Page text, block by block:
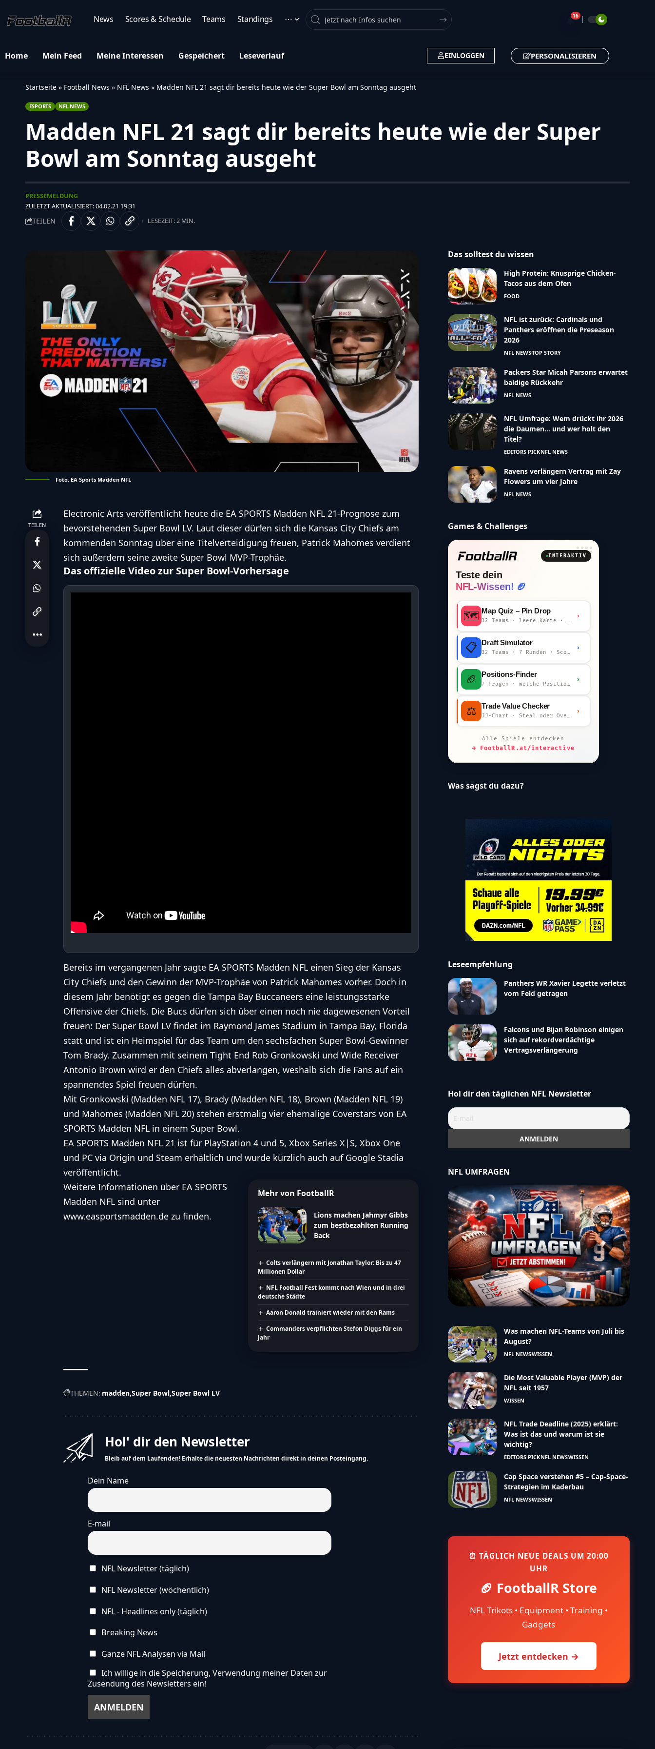
News Scores & Schedule Teams Standings ⋯ Search 🔔16
Home Mein Feed Meine Interessen Gespeichert Leseverlauf EINLOGGEN PERSONALISIEREN
Startseite » Football News » NFL News » Madden NFL 21 sagt dir bereits heute wie der Super Bowl am Sonntag ausgeht
ESPORTS NFL NEWS
Madden NFL 21 sagt dir bereits heute wie der Super
Bowl am Sonntag ausgeht
ZULETZT AKTUALISIERT: 04.02.21 19:31
PRESSEMELDUNG
TEILEN LESEZEIT: 2 MIN.
Foto: EA Sports Madden NFL
TEILEN
Electronic Arts veröffentlicht heute die EA SPORTS Madden NFL 21-Prognose zum
bevorstehenden Super Bowl LV. Laut dieser dürfen sich die Kansas City Chiefs am
kommenden Sonntag über eine Titelverteidigung freuen, Patrick Mahomes verdient
sich außerdem seine zweite Super Bowl MVP-Trophäe.
Das offizielle Video zur Super Bowl-Vorhersage
Bereits im vergangenen Jahr sagte EA SPORTS Madden NFL einen Sieg der Kansas
City Chiefs und den Gewinn der MVP-Trophäe von Patrick Mahomes vorher. Doch in
diesem Jahr benötigt es gegen die Tampa Bay Buccaneers eine leistungsstarke
Offensive der Chiefs. Die Bucs dürfen sich über einen noch nie dagewesenen Vorteil
freuen: Der Super Bowl LV findet im Raymond James Stadium in Tampa Bay, Florida
statt und ist ein Heimspiel für das Team um den sechsfachen Super Bowl-Gewinner
Tom Brady. Zusammen mit seinem Tight End Rob Gronkowski und Wide Receiver
Antonio Brown wird er den Chiefs alles abverlangen, weshalb sich die Fans auf ein
spannendes Spiel freuen dürfen.
Mit Gronkowski (Madden NFL 17), Brady (Madden NFL 18), Brown (Madden NFL 19)
und Mahomes (Madden NFL 20) stehen erstmalig vier ehemalige Coverstars von EA
SPORTS Madden NFL in einem Super Bowl.
EA SPORTS Madden NFL 21 ist für PlayStation 4 und 5, Xbox Series X|S, Xbox One
und PC via Origin und Steam erhältlich und wurde kürzlich auch auf Google Stadia
veröffentlicht.
Mehr von FootballR
Lions machen Jahmyr Gibbs
zum bestbezahlten Running
Back
Colts verlängern mit Jonathan Taylor: Bis zu 47
Millionen Dollar
NFL Football Fest kommt nach Wien und in drei
deutsche Städte
Aaron Donald trainiert wieder mit den Rams
Commanders verpflichten Stefon Diggs für ein
Jahr
Weitere Informationen über EA SPORTS
Madden NFL sind unter
www.easportsmadden.de zu finden.
THEMEN: madden Super Bowl Super Bowl LV
Hol' dir den Newsletter
Bleib auf dem Laufenden! Erhalte die neuesten Nachrichten direkt in deinen Posteingang.
Dein Name
E-mail
NFL Newsletter (täglich)
NFL Newsletter (wöchentlich)
NFL - Headlines only (täglich)
Breaking News
Ganze NFL Analysen via Mail
Ich willige in die Speicherung, Verwendung meiner Daten zur
Zusendung des Newsletters ein!
Das solltest du wissen
High Protein: Knusprige Chicken-
Tacos aus dem Ofen
FOOD
NFL ist zurück: Cardinals und
Panthers eröffnen die Preseason
2026
NFL NEWSTOP STORY
Packers Star Micah Parsons erwartet
baldige Rückkehr
NFL NEWS
NFL Umfrage: Wem drückt ihr 2026
die Daumen… und wer holt den
Titel?
EDITORS PICKNFL NEWS
Ravens verlängern Vertrag mit Zay
Flowers um vier Jahre
NFL NEWS
Games & Challenges
INTERAKTIV
Teste dein
NFL-Wissen! 🏈
🗺️ Map Quiz – Pin Drop
32 Teams · leere Karte · km-Wertung
›
📋 Draft Simulator
32 Teams · 7 Runden · Scout-Kommentar
›
🏈 Positions-Finder
7 Fragen · welche Position bist du?
›
⚖️ Trade Value Checker
JJ-Chart · Steal oder Overpay?
›
Alle Spiele entdecken
→ FootballR.at/interactive
Was sagst du dazu?
Leseempfehlung
Panthers WR Xavier Legette verletzt
vom Feld getragen
Falcons und Bijan Robinson einigen
sich auf rekordverdächtige
Vertragsverlängerung
Hol dir den täglichen NFL Newsletter
NFL UMFRAGEN
Was machen NFL-Teams von Juli bis
August?
NFL NEWSWISSEN
Die Most Valuable Player (MVP) der
NFL seit 1957
WISSEN
NFL Trade Deadline (2025) erklärt:
Was ist das und warum ist sie
wichtig?
EDITORS PICKNFL NEWSWISSEN
Cap Space verstehen #5 – Cap-Space-
Strategien im Kaderbau
NFL NEWSWISSEN
⏰ TÄGLICH NEUE DEALS UM 20:00
UHR
🏈 FootballR Store
NFL Trikots • Equipment • Training •
Gadgets
Jetzt entdecken →